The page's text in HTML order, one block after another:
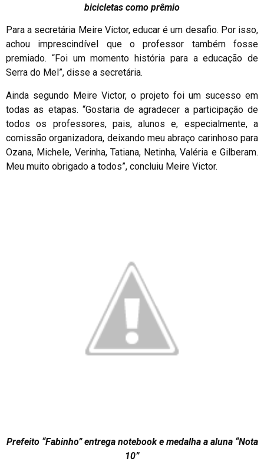
bicicletas como prêmio
Para a secretária Meire Victor, educar é um desafio. Por isso,
achou imprescindível que o professor também fosse
premiado. “Foi um momento história para a educação de
Serra do Mel”, disse a secretária.
Ainda segundo Meire Victor, o projeto foi um sucesso em
todas as etapas. “Gostaria de agradecer a participação de
todos os professores, pais, alunos e, especialmente, a
comissão organizadora, deixando meu abraço carinhoso para
Ozana, Michele, Verinha, Tatiana, Netinha, Valéria e Gilberam.
Meu muito obrigado a todos”, concluiu Meire Victor.
Prefeito “Fabinho” entrega notebook e medalha a aluna “Nota
10”